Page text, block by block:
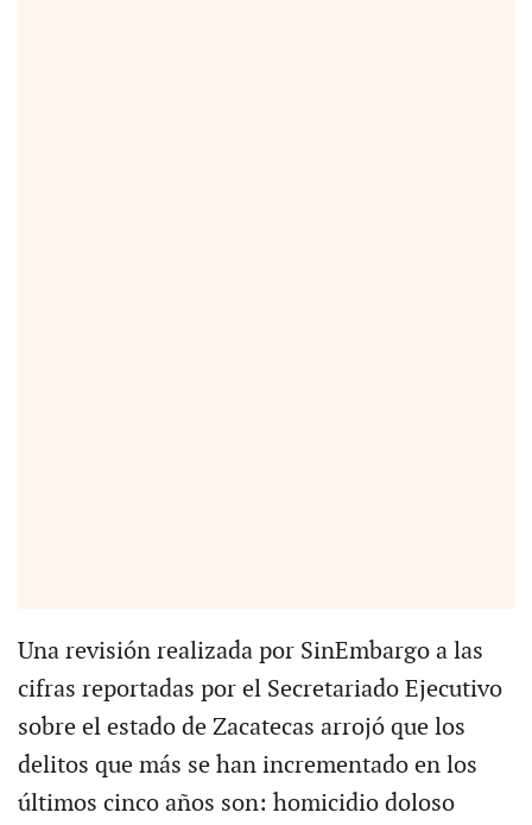
Una revisión realizada por SinEmbargo a las
cifras reportadas por el Secretariado Ejecutivo
sobre el estado de Zacatecas arrojó que los
delitos que más se han incrementado en los
últimos cinco años son: homicidio doloso